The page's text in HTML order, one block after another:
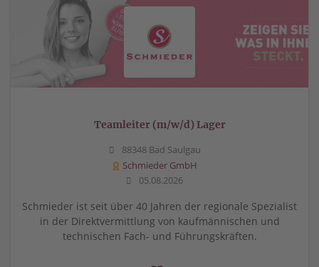
Teamleiter (m/w/d) Lager
88348 Bad Saulgau
Schmieder GmbH
05.08.2026
Schmieder ist seit über 40 Jahren der regionale Spezialist
in der Direktvermittlung von kaufmännischen und
technischen Fach- und Führungskräften.